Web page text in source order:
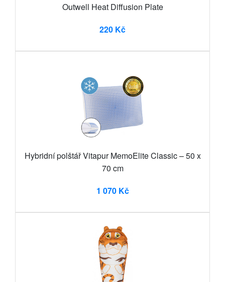
Outwell Heat Diffusion Plate
220 Kč
Hybridní polštář Vitapur MemoElite Classic – 50 x
70 cm
1 070 Kč